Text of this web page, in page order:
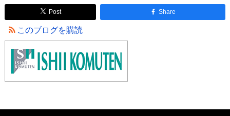
Post Share
このブログを購読